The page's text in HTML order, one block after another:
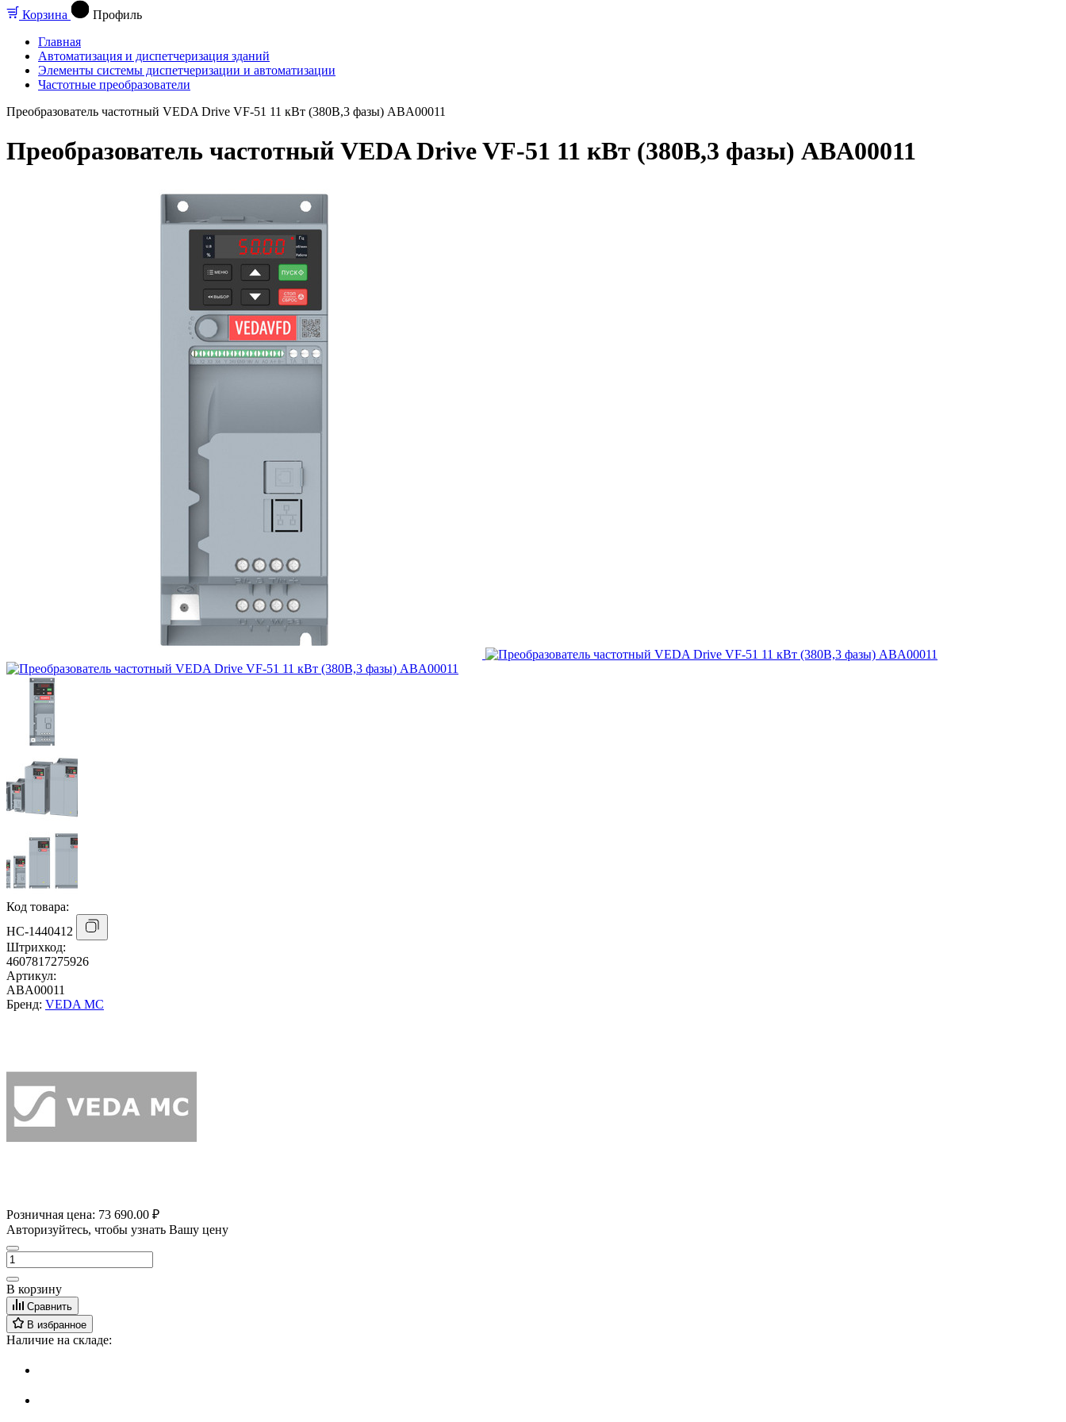
Корзина
Профиль
Главная
Автоматизация и диспетчеризация зданий
Элементы системы диспетчеризации и автоматизации
Частотные преобразователи
Преобразователь частотный VEDA Drive VF-51 11 кВт (380В,3 фазы) ABA00011
Преобразователь частотный VEDA Drive VF-51 11 кВт (380В,3 фазы) ABA00011
Код товара:
НС-1440412
Штрихкод:
4607817275926
Артикул:
ABA00011
Бренд: VEDA MC
Розничная цена: 73 690.00 ₽
Авторизуйтесь, чтобы узнать Вашу цену
В корзину
Сравнить
В избранное
Наличие на складе: